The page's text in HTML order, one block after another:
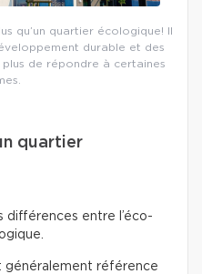
qu’un quartier écologique! Il
durable et des
plus de répondre à certaines
quartier
différences entre l’éco-
généralement référence